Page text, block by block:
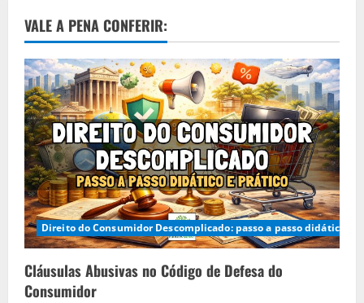
VALE A PENA CONFERIR:
Direito do Consumidor Descomplicado: passo a passo didático e
Cláusulas Abusivas no Código de Defesa do
Consumidor